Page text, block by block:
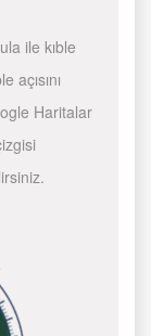
ile kıble
açısını
Haritalar